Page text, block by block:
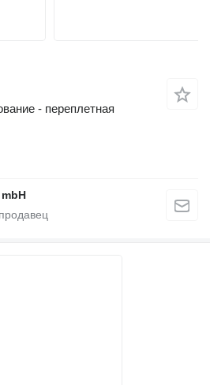
- переплетная